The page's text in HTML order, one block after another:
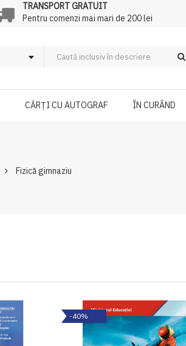
TRANSPORT GRATUIT
Pentru comenzi mai mari de 200 lei
CĂRȚI CU AUTOGRAF ÎN CURÂND
Fizică gimnaziu
-40%